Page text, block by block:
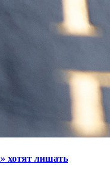
хотят лишать